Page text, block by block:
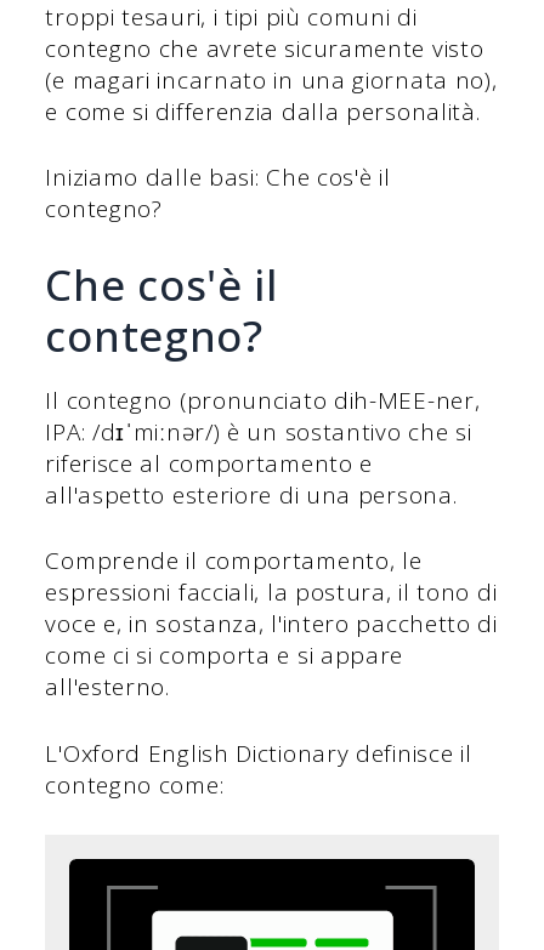
troppi tesauri, i tipi più comuni di
contegno che avrete sicuramente visto
(e magari incarnato in una giornata no),
e come si differenzia dalla personalità.
Iniziamo dalle basi: Che cos'è il
contegno?
Che cos'è il
contegno?
Il contegno (pronunciato dih-MEE-ner,
IPA: /dɪˈmiːnər/) è un sostantivo che si
riferisce al comportamento e
all'aspetto esteriore di una persona.
Comprende il comportamento, le
espressioni facciali, la postura, il tono di
voce e, in sostanza, l'intero pacchetto di
come ci si comporta e si appare
all'esterno.
L'Oxford English Dictionary definisce il
contegno come: